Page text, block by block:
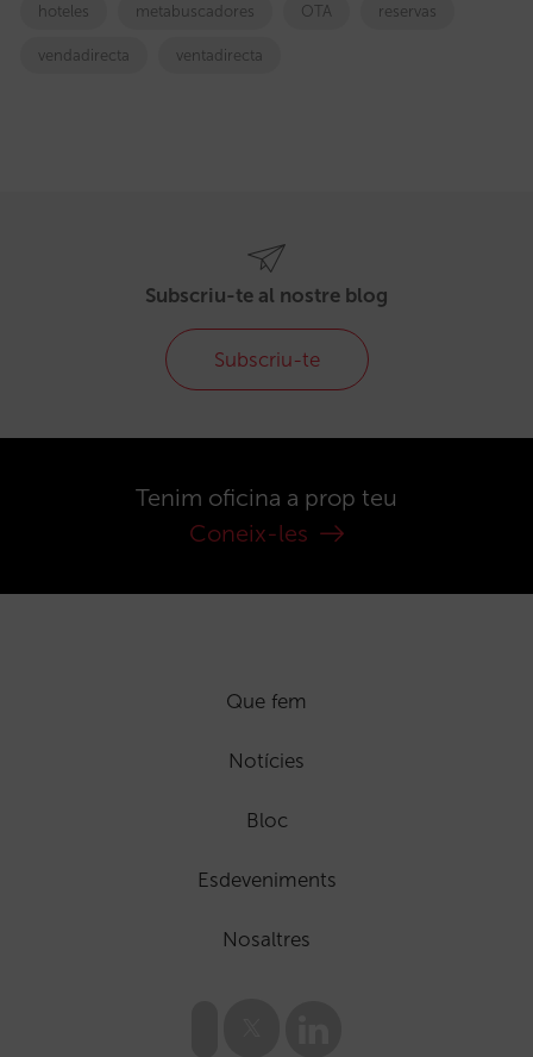
hoteles metabuscadores OTA reservas
vendadirecta ventadirecta
Subscriu-te al nostre blog
Subscriu-te
Tenim oficina a prop teu
Coneix-les
Que fem
Notícies
Bloc
Esdeveniments
Nosaltres